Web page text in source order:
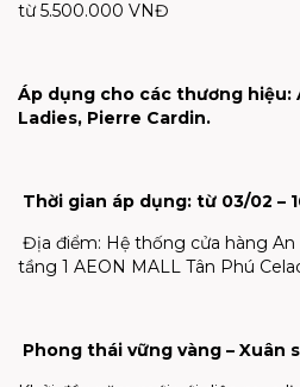
từ 5.500.000 VNĐ
Áp dụng cho các thương hiệu:
Ladies, Pierre Cardin.
Thời gian áp dụng: từ 03/02 –
Địa điểm: Hệ thống cửa hàng An
tầng 1 AEON MALL Tân Phú
Phong thái vững vàng – Xuân